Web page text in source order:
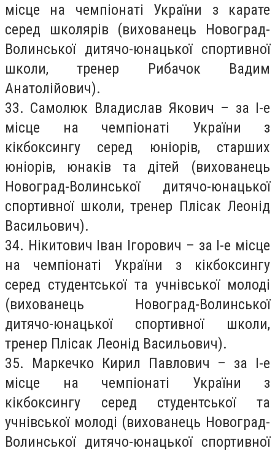
місце на чемпіонаті України з карате
серед школярів (вихованець Новоград-
Волинської дитячо-юнацької спортивної
школи, тренер Рибачок Вадим
Анатолійович).
33. Самолюк Владислав Якович – за І-е
місце на чемпіонаті України з
кікбоксингу серед юніорів, старших
юніорів, юнаків та дітей (вихованець
Новоград-Волинської дитячо-юнацької
спортивної школи, тренер Плісак Леонід
Васильович).
34. Нікитович Іван Ігорович – за І-е місце
на чемпіонаті України з кікбоксингу
серед студентської та учнівської молоді
(вихованець Новоград-Волинської
дитячо-юнацької спортивної школи,
тренер Плісак Леонід Васильович).
35. Маркечко Кирил Павлович – за І-е
місце на чемпіонаті України з
кікбоксингу серед студентської та
учнівської молоді (вихованець Новоград-
Волинської дитячо-юнацької спортивної